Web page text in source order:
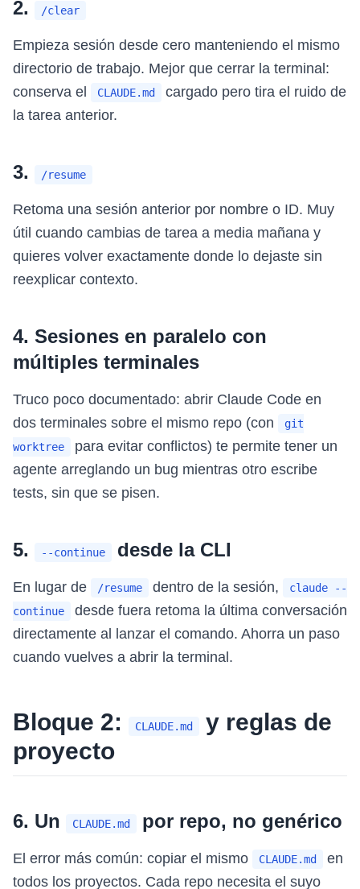
2. /clear
Empieza sesión desde cero manteniendo el mismo
directorio de trabajo. Mejor que cerrar la terminal:
conserva el
CLAUDE.md
cargado pero tira el ruido de
la tarea anterior.
3. /resume
Retoma una sesión anterior por nombre o ID. Muy
útil cuando cambias de tarea a media mañana y
quieres volver exactamente donde lo dejaste sin
reexplicar contexto.
4. Sesiones en paralelo con
múltiples terminales
Truco poco documentado: abrir Claude Code en
dos terminales sobre el mismo repo (con
git
worktree
para evitar conflictos) te permite tener un
agente arreglando un bug mientras otro escribe
tests, sin que se pisen.
5. --continue desde la CLI
En lugar de /resume dentro de la sesión,
claude --
continue
desde fuera retoma la última conversación
directamente al lanzar el comando. Ahorra un paso
cuando vuelves a abrir la terminal.
Bloque 2: CLAUDE.md
y reglas de
proyecto
6. Un CLAUDE.md por repo, no genérico
El error más común: copiar el mismo CLAUDE.md
en
todos los proyectos. Cada repo necesita el suyo